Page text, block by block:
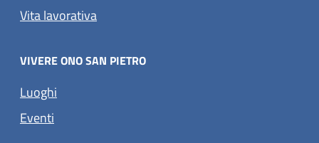
Vita lavorativa
VIVERE ONO SAN PIETRO
Luoghi
Eventi